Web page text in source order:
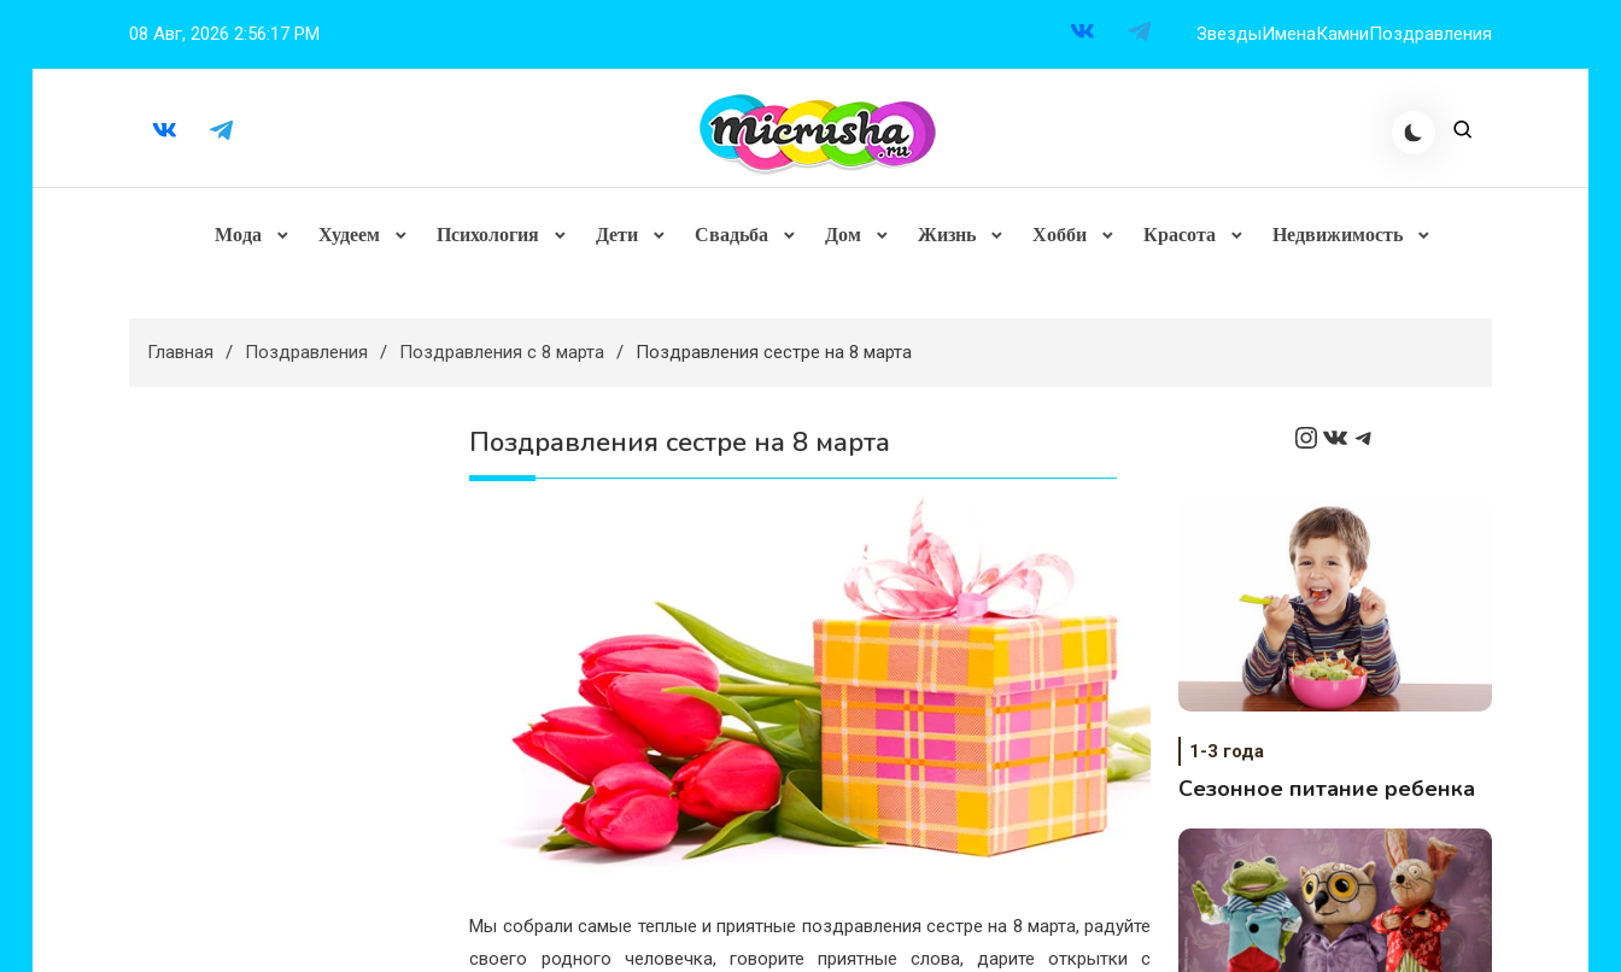
08 Авг, 2026 2:56:18 PM ЗвездыИменаКамниПоздравления
Мода Худеем Психология Дети Свадьба Дом Жизнь Хобби Красота Недвижимость
Главная Поздравления Поздравления с 8 марта Поздравления сестре на 8 марта
Поздравления сестре на 8 марта
Мы собрали самые теплые и приятные поздравления сестре на 8 марта, радуйте
своего родного человечка, говорите приятные слова, дарите открытки с
Instagram
ВКонтакте
Telegram
1-3 года
Сезонное питание ребенка